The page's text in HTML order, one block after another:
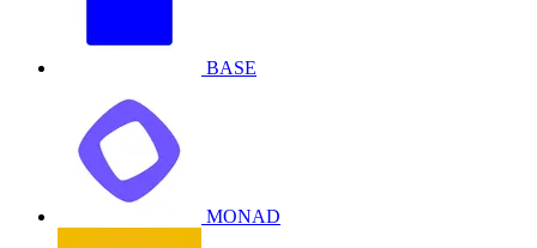
BASE
MONAD